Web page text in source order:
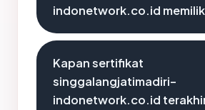
indonetwork.co.id
Kapan sertifikat
singgalangjatimadiri-
indonetwork.co.id